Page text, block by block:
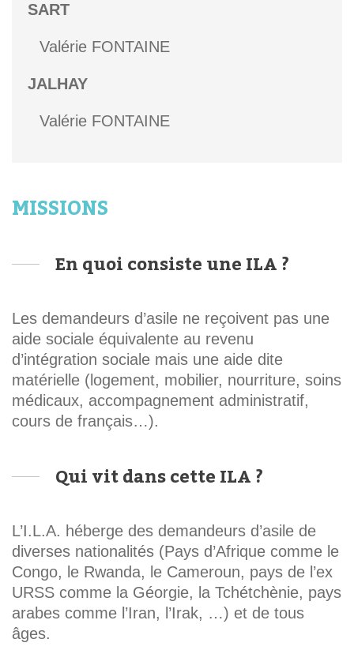
SART
Valérie FONTAINE
JALHAY
Valérie FONTAINE
MISSIONS
En quoi consiste une ILA ?
Les demandeurs d’asile ne reçoivent pas une
aide sociale équivalente au revenu
d’intégration sociale mais une aide dite
matérielle (logement, mobilier, nourriture, soins
médicaux, accompagnement administratif,
cours de français…).
Qui vit dans cette ILA ?
L’I.L.A. héberge des demandeurs d’asile de
diverses nationalités (Pays d’Afrique comme le
Congo, le Rwanda, le Cameroun, pays de l’ex
URSS comme la Géorgie, la Tchétchènie, pays
arabes comme l’Iran, l’Irak, …) et de tous
âges.